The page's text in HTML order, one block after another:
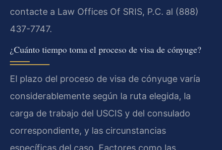
contacte a Law Offices Of SRIS, P.C. al (888)
437-7747.
¿Cuánto tiempo toma el proceso de visa de cónyuge?
El plazo del proceso de visa de cónyuge varía
considerablemente según la ruta elegida, la
carga de trabajo del USCIS y del consulado
correspondiente, y las circunstancias
específicas del caso. Factores como las